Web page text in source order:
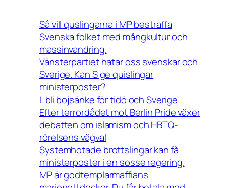
Så vill quslingarna i MP bestraffa
Svenska folket med mångkultur och
massinvandring.
Vänsterpartiet hatar oss svenskar och
Sverige. Kan S ge quislingar
ministerposter?
L bli bojsänke för tidö och Sverige
Efter terrordådet mot Berlin Pride växer
debatten om islamism och HBTQ-
rörelsens vägval
Systemhotade brottslingar kan få
ministerposter i en sosse regering.
MP är godtemplarmaffians